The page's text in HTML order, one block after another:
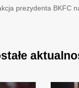
prezydenta BKFC